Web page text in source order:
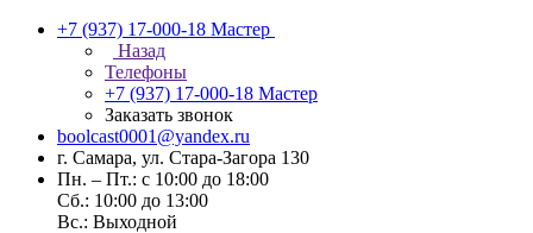
+7 (937) 17-000-18 Мастер
Назад
Телефоны
+7 (937) 17-000-18 Мастер
Заказать звонок
boolcast0001@yandex.ru
г. Самара, ул. Стара-Загора 130
Пн. – Пт.: с 10:00 до 18:00
Сб.: 10:00 до 13:00
Вс.: Выходной